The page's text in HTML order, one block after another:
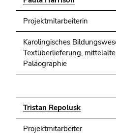
Projektmitarbeiterin
Karolingisches
Textüberlieferung,
Paläographie
Tristan Repolusk
Projektmitarbeiter